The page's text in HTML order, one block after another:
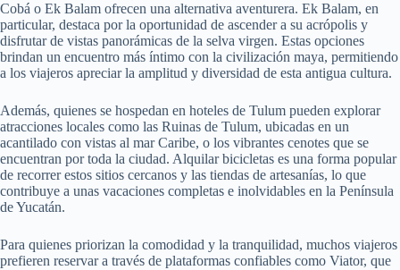
Cobá o Ek Balam ofrecen una alternativa aventurera. Ek Balam, en
particular, destaca por la oportunidad de ascender a su acrópolis y
disfrutar de vistas panorámicas de la selva virgen. Estas opciones
brindan un encuentro más íntimo con la civilización maya, permitiendo
a los viajeros apreciar la amplitud y diversidad de esta antigua cultura.
Además, quienes se hospedan en hoteles de Tulum pueden explorar
atracciones locales como las Ruinas de Tulum, ubicadas en un
acantilado con vistas al mar Caribe, o los vibrantes cenotes que se
encuentran por toda la ciudad. Alquilar bicicletas es una forma popular
de recorrer estos sitios cercanos y las tiendas de artesanías, lo que
contribuye a unas vacaciones completas e inolvidables en la Península
de Yucatán.
Para quienes priorizan la comodidad y la tranquilidad, muchos viajeros
prefieren reservar a través de plataformas confiables como Viator, que